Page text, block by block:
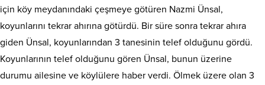
için köy meydanındaki çeşmeye götüren Nazmi Ünsal,
koyunlarını tekrar ahırına götürdü. Bir süre sonra tekrar ahıra
giden Ünsal, koyunlarından 3 tanesinin telef olduğunu gördü.
Koyunlarının telef olduğunu gören Ünsal, bunun üzerine
durumu ailesine ve köylülere haber verdi. Ölmek üzere olan 3